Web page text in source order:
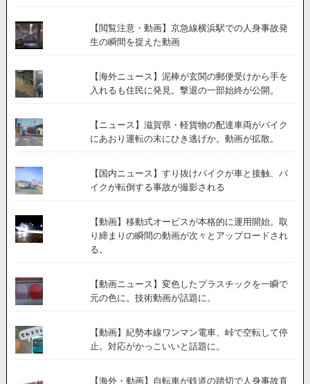
者
な
し。
【閲覧注意・動画】京急線横浜駅での人身事故発
生の瞬間を捉えた動画
【海外ニュース】泥棒が玄関の郵便受けから手を
入れるも住民に発見。撃退の一部始終が公開。
【ニュース】滋賀県・軽貨物の配達車両がバイク
にあおり運転の末にひき逃げか。動画が拡散。
【国内ニュース】すり抜けバイクが車と接触、バ
イクが転倒する事故が撮影される
【動画】移動式オービスが本格的に運用開始。取
り締まりの瞬間の動画が次々とアップロードされ
る。
【動画ニュース】変色したプラスチックを一瞬で
元の色に。技術動画が話題に。
【動画】紀勢本線ワンマン電車、峠で空転して停
止。対応がかっこいいと話題に。
【海外・動画】自転車が鉄道の踏切で人身事故直